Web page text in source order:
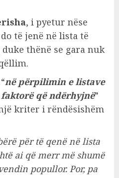
, i pyetur nëse
të jenë në lista të
thënë se gara nuk
në përpilimin e listave
që ndërhyjnë”
kriter i rëndësishëm
për të qenë në lista
ai që merr më shumë
popullor. Por, pa